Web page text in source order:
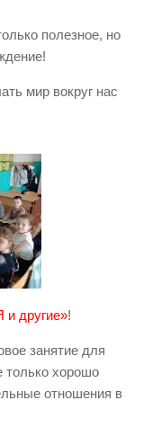
полезное, но
мир вокруг нас
и другие»!
занятие для
хорошо
отношения в